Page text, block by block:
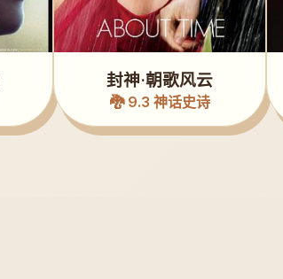
封神·朝歌风云
🐉 9.3 神话史诗